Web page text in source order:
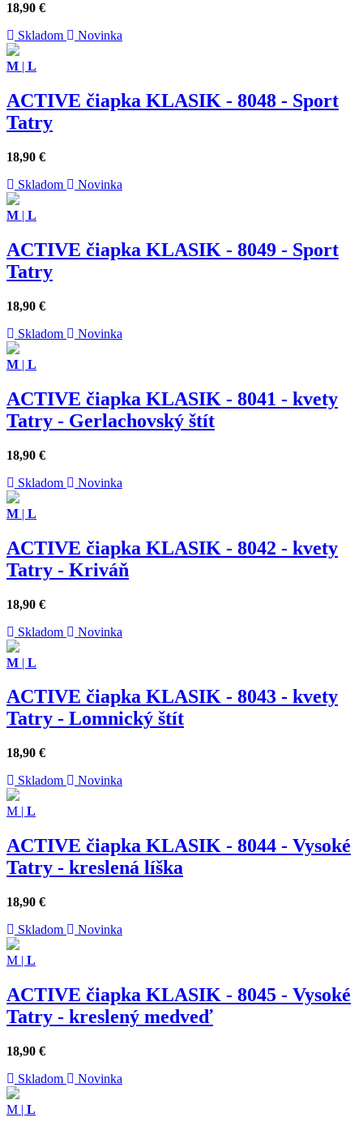
18,90 €
Skladom
Novinka
M | L
ACTIVE čiapka KLASIK - 8048 - Sport
Tatry
18,90 €
Skladom
Novinka
M | L
ACTIVE čiapka KLASIK - 8049 - Sport
Tatry
18,90 €
Skladom
Novinka
M | L
ACTIVE čiapka KLASIK - 8041 - kvety
Tatry - Gerlachovský štít
18,90 €
Skladom
Novinka
M | L
ACTIVE čiapka KLASIK - 8042 - kvety
Tatry - Kriváň
18,90 €
Skladom
Novinka
M | L
ACTIVE čiapka KLASIK - 8043 - kvety
Tatry - Lomnický štít
18,90 €
Skladom
Novinka
M | L
ACTIVE čiapka KLASIK - 8044 - Vysoké
Tatry - kreslená líška
18,90 €
Skladom
Novinka
M | L
ACTIVE čiapka KLASIK - 8045 - Vysoké
Tatry - kreslený medveď
18,90 €
Skladom
Novinka
M | L